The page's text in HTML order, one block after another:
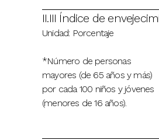
II.III Índice de
Unidad: Porcentaje
*Número de personas
mayores (de 65 años y más)
por cada 100 niños y jóvenes
(menores de 16 años).